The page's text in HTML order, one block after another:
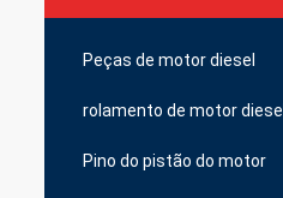
Peças de motor diesel
rolamento de motor diesel
Pino do pistão do motor